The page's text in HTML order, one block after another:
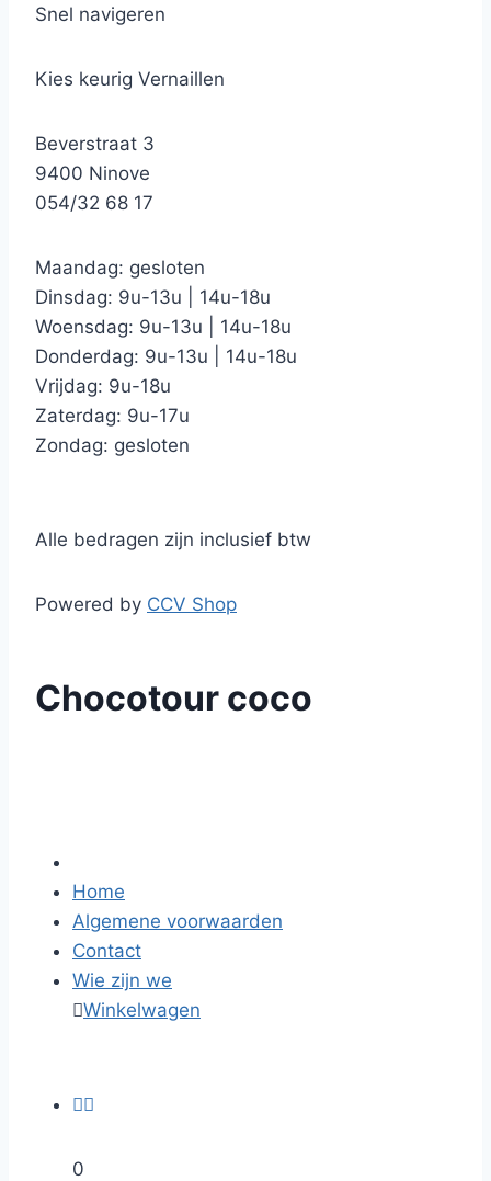
Snel navigeren
Kies keurig Vernaillen
Beverstraat 3
9400 Ninove
054/32 68 17
Maandag: gesloten
Dinsdag: 9u-13u | 14u-18u
Woensdag: 9u-13u | 14u-18u
Donderdag: 9u-13u | 14u-18u
Vrijdag: 9u-18u
Zaterdag: 9u-17u
Zondag: gesloten
Alle bedragen zijn inclusief btw
Powered by CCV Shop
Chocotour coco
Home
Algemene voorwaarden
Contact
Wie zijn we
Winkelwagen

0